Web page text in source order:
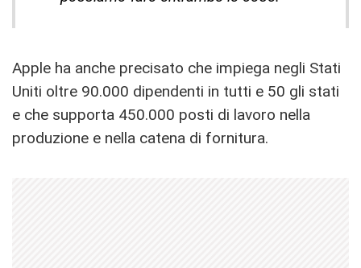
Apple ha anche precisato che impiega negli Stati
Uniti oltre 90.000 dipendenti in tutti e 50 gli stati
e che supporta 450.000 posti di lavoro nella
produzione e nella catena di fornitura.